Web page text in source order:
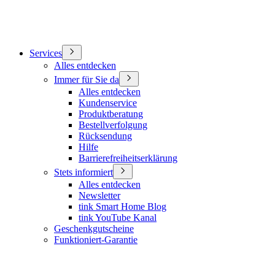
Services
Alles entdecken
Immer für Sie da
Alles entdecken
Kundenservice
Produktberatung
Bestellverfolgung
Rücksendung
Hilfe
Barrierefreiheitserklärung
Stets informiert
Alles entdecken
Newsletter
tink Smart Home Blog
tink YouTube Kanal
Geschenkgutscheine
Funktioniert-Garantie